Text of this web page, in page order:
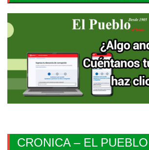
CRONICA – EL PUEBLO